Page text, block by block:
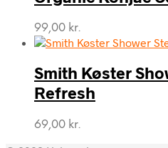
99,00 kr.
Smith Køster
Refresh
69,00 kr.